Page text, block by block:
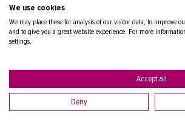
Tietosuojaseloste
We use cookies
We may place these for analysis of our visitor data, to improve
and to give you a great website experience. For more
settings.
Accept all
Deny